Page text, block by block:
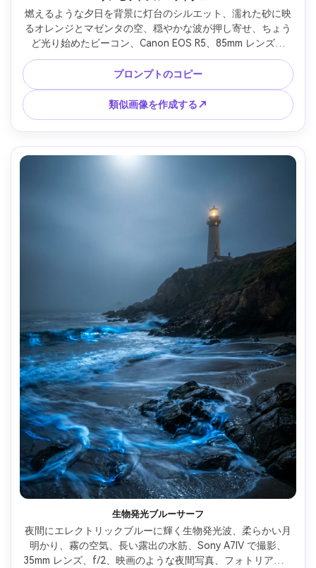
燃えるような夕日を背景に灯台のシルエット、濡れた砂に映
るオレンジとマゼンタの空、穏やかな波が押し寄せ、ちょう
ど光り始めたビーコン、Canon EOS R5、85mm レンズ、
f/2、強力なコントラスト、鮮明なシルエットのエッジ、夢の
ようなボケのハイライト、映画のようなカラーグレード、超
リアルな海岸写真 --ar 4:5
プロンプトのコピー
類似画像を作成する↗
生物発光ブルーサーフ
夜間にエレクトリックブルーに輝く生物発光波、柔らかい月
明かり、霧の空気、長い露出の水筋、Sony A7IV で撮影、
35mm レンズ、f/2、映画のような夜間写真、フォトリアリス